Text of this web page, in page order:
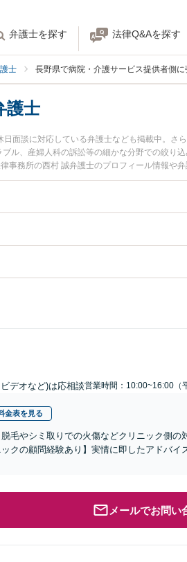
弁護士を探す 法律Q&Aを探す
士 長野県で病院・介護サービス提供者側
護士
面談に対応している弁護士なども掲載中。さ
ル、産婦人科の訴訟等の細かな分野での絞り
務所の西村 誠弁護士のプロフィール情報や
士に相談したい』『病院・介護サービス提供
内の弁護士に相談予約したい』などでお困り
デオなど)は応相談営業時間：10:00~16:00（
金表を見る
毛やシミ取りでの火傷などクリニック側の
クの顧問経験あり】実情に即したアドバイ
メールでお問い